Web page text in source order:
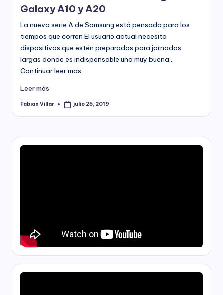
Galaxy A10 y A20
La nueva serie A de Samsung está pensada para los
tiempos que corren El usuario actual necesita
dispositivos que estén preparados para jornadas
largas donde es indispensable una muy buena…
Continuar leer mas
Leer más
Publicado
Fabian Villar julio 25, 2019